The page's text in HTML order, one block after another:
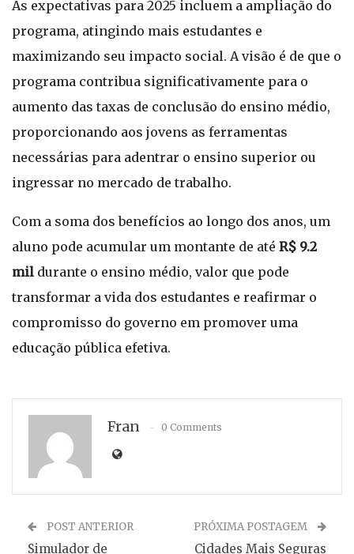
As expectativas para 2025 incluem a ampliação do
programa, atingindo mais estudantes e
maximizando seu impacto social. A visão é de que o
programa contribua significativamente para o
aumento das taxas de conclusão do ensino médio,
proporcionando aos jovens as ferramentas
necessárias para adentrar o ensino superior ou
ingressar no mercado de trabalho.
Com a soma dos benefícios ao longo dos anos, um
aluno pode acumular um montante de até R$ 9.2
mil durante o ensino médio, valor que pode
transformar a vida dos estudantes e reafirmar o
compromisso do governo em promover uma
educação pública efetiva.
Fran 0 Comments
POST ANTERIOR
Simulador de
PRÓXIMA POSTAGEM
Cidades Mais Seguras